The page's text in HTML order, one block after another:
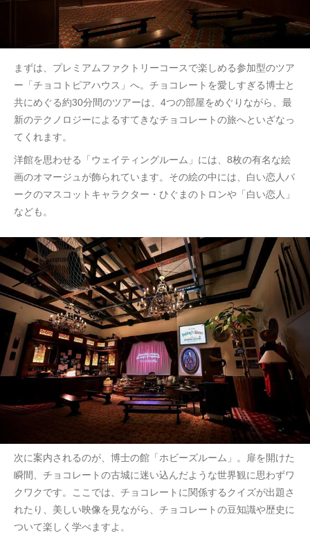
まずは、プレミアムファクトリーコースで楽しめる参加型のツア
ー「チョコトピアハウス」へ。チョコレートを愛しすぎる博士と
共にめぐる約30分間のツアーは、4つの部屋をめぐりながら、最
新のテクノロジーによるすてきなチョコレートの旅へといざなっ
てくれます。
洋館を思わせる「ウェイティングルーム」には、8枚の有名な絵
画のオマージュが飾られています。その絵の中には、白い恋人パ
ークのマスコットキャラクター・ひぐまのトロンや「白い恋人」
なども。
次に案内されるのが、博士の館「ホビーズルーム」。扉を開けた
瞬間、チョコレートの古城に迷い込んだような世界観に思わずワ
クワクです。ここでは、チョコレートに関係するクイズが出題さ
れたり、美しい映像を見ながら、チョコレートの豆知識や歴史に
ついて楽しく学べますよ。